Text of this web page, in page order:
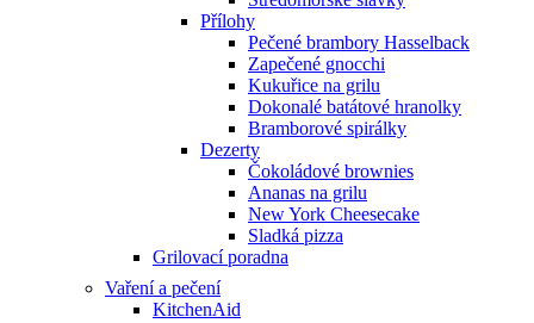
Přílohy
Pečené brambory Hasselback
Zapečené gnocchi
Kukuřice na grilu
Dokonalé batátové hranolky
Bramborové spirálky
Dezerty
Čokoládové brownies
Ananas na grilu
New York Cheesecake
Sladká pizza
Grilovací poradna
Vaření a pečení
KitchenAid